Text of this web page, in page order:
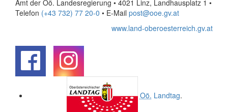
Amt der Oö. Landesregierung • 4021 Linz, Landhausplatz 1 •
Telefon (+43 732) 77 20-0 • E-Mail post@ooe.gv.at
www.land-oberoesterreich.gv.at
Oö. Landtag.